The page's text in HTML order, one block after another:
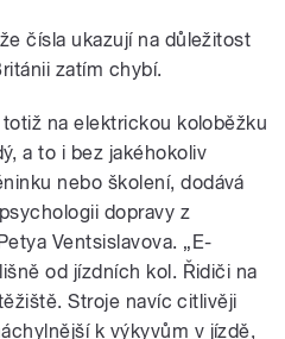
čísla ukazují na důležitost
zatím chybí.
na elektrickou koloběžku
a to i bez jakéhokoliv
nebo školení, dodává
dopravy z
Ventsislavova. „E-
od jízdních kol. Řidiči na
Stroje navíc citlivěji
k výkyvům v jízdě,